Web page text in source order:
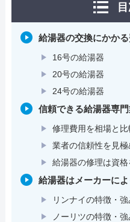
給湯器の交換にかか
16号の給湯器
20号の給湯器
24号の給湯器
信頼できる給湯器専
修理費用を相場と比
業者の信頼性を見極
給湯器の修理は資
給湯器はメーカーに
リンナイの特徴・強
ノーリツの特徴・強